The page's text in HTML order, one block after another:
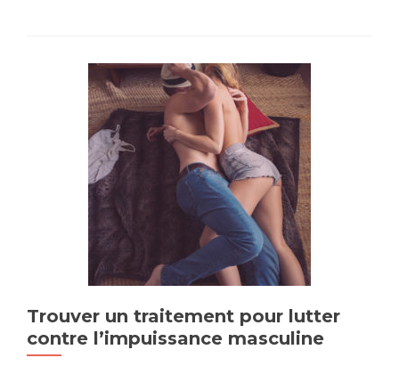
Trouver un traitement pour lutter
contre l’impuissance masculine